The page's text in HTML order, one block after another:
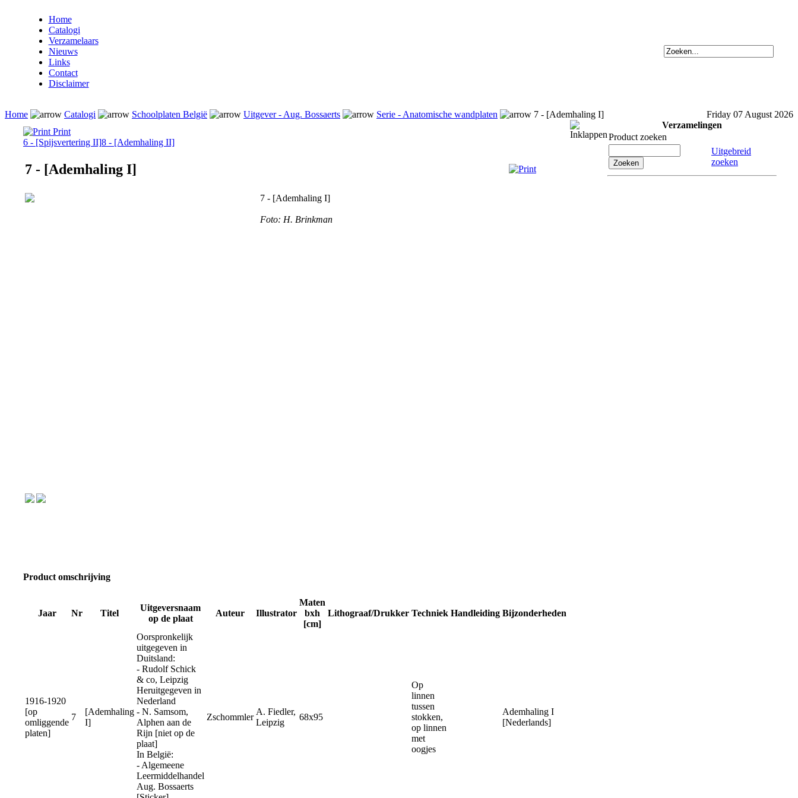
Home
Catalogi
Verzamelaars
Nieuws
Links
Contact
Disclaimer
Home Catalogi Schoolplaten België Uitgever - Aug. Bossaerts Serie - Anatomische wandplaten 7 - [Ademhaling I]
Friday 07 August 2026
Print
6 - [Spijsvertering II]8 - [Ademhaling II]
7 - [Ademhaling I]
7 - [Ademhaling I]
Foto: H. Brinkman
Product omschrijving
Jaar Nr Titel
Uitgeversnaam
op de plaat
Auteur Illustrator
Maten
bxh
[cm]
Lithograaf/Drukker Techniek Handleiding Bijzonderheden
1916-1920
[op
omliggende
platen]
7
[Ademhaling
I]
Oorspronkelijk
uitgegeven in
Duitsland:
- Rudolf Schick
& co, Leipzig
Heruitgegeven in
Nederland
- N. Samsom,
Alphen aan de
Rijn [niet op de
plaat]
In België:
- Algemeene
Leermiddelhandel
Aug. Bossaerts
Zschommler
A. Fiedler,
Leipzig
68x95
Op
linnen
tussen
stokken,
op linnen
met
oogjes
Ademhaling I
[Nederlands]
Verzamelingen
Product zoeken
Uitgebreid
zoeken